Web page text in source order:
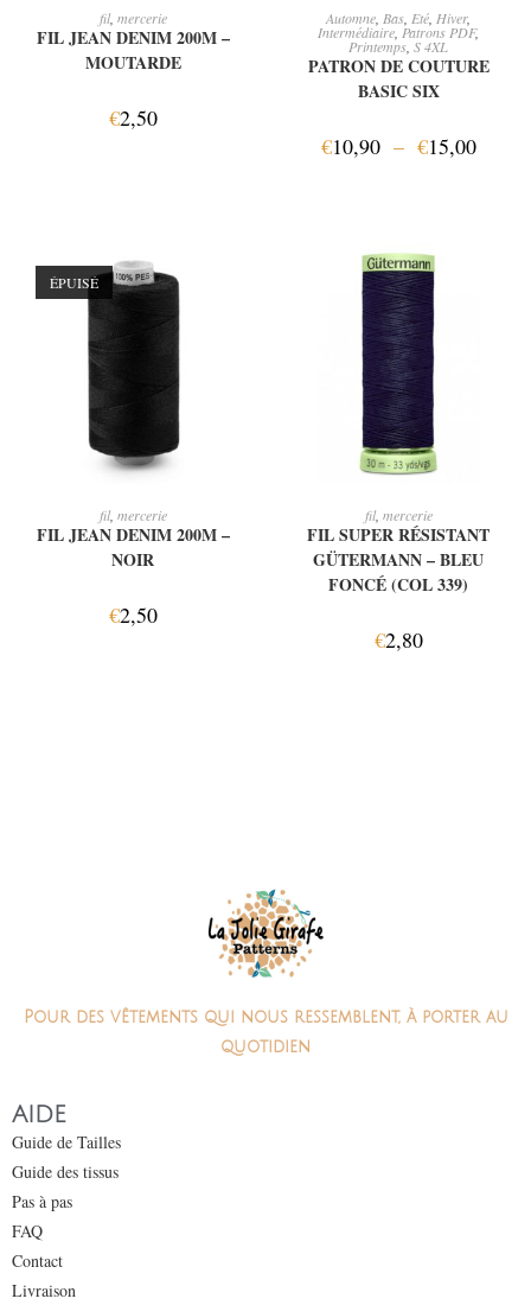
LIRE LA SUITE
fil, mercerie
FIL JEAN DENIM 200M –
MOUTARDE
€2,50
CHOIX DES OPTIONS
Automne Bas Eté Hiver,
Intermédiaire Patrons PDF,
Printemps S 4XL
PATRON DE COUTURE
BASIC SIX
€10,90 – €15,00
ÉPUISÉ
LIRE LA SUITE
fil, mercerie
FIL JEAN DENIM 200M –
NOIR
€2,50
AJOUTER AU PANIER
fil, mercerie
FIL SUPER RÉSISTANT
GÜTERMANN – BLEU
FONCÉ (COL 339)
€2,80
Pour des vêtements qui nous ressemblent, à porter au
quotidien
AIDE
Guide de Tailles
Guide des tissus
Pas à pas
FAQ
Contact
Livraison